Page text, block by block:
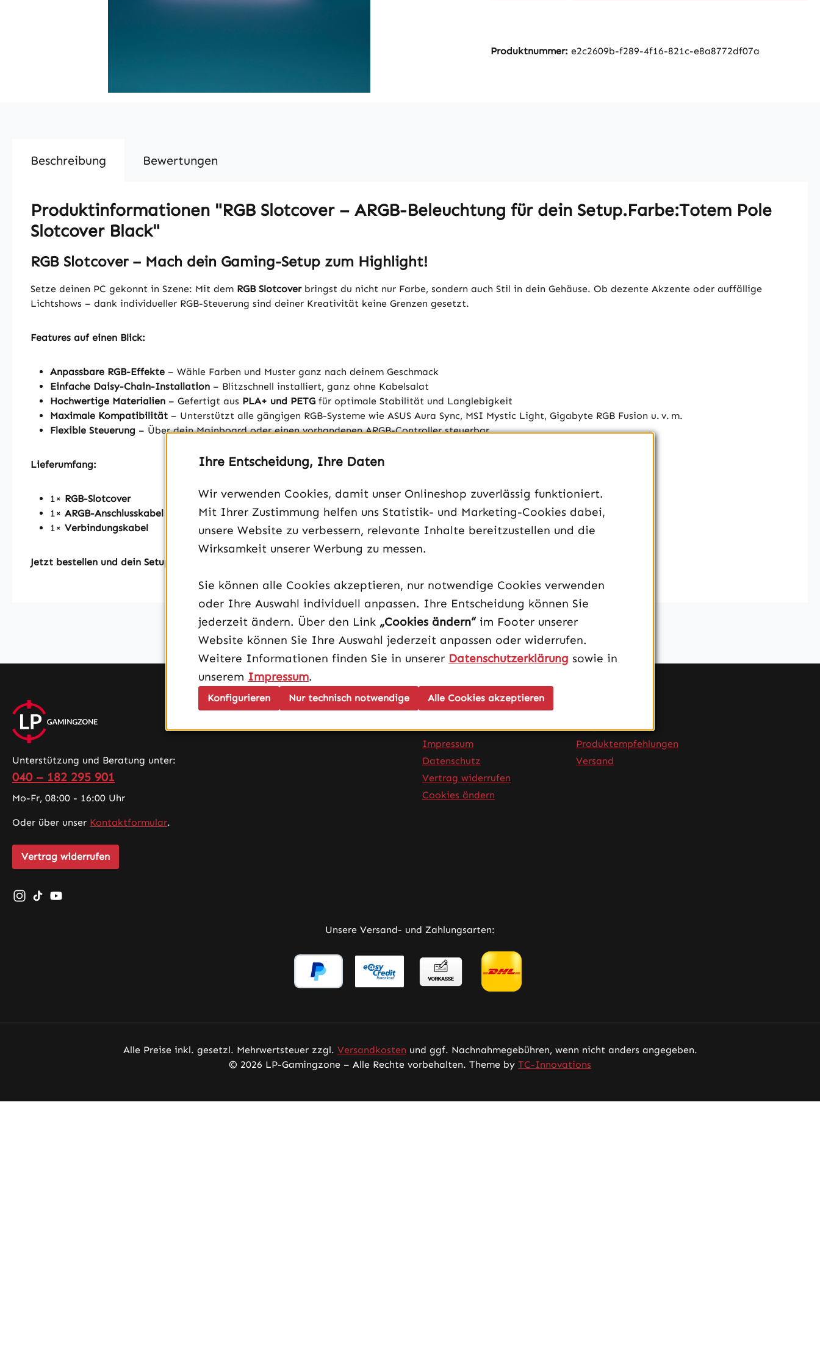
Produktnummer: e2c2609b-f289-4f16-821c-e8a8772df07a
Beschreibung Bewertungen
Produktinformationen "RGB Slotcover – ARGB-Beleuchtung für dein Setup.Farbe:Totem Pole
Slotcover Black"
RGB Slotcover – Mach dein Gaming-Setup zum Highlight!
Setze deinen PC gekonnt in Szene: Mit dem RGB Slotcoverbringst du nicht nur Farbe, sondern auch Stil in dein Gehäuse. Ob dezente Akzente oder auffällige
Lichtshows – dank individueller RGB-Steuerung sind deiner Kreativität keine Grenzen gesetzt.
Features auf einen Blick:
Anpassbare RGB-Effekte – Wähle Farben und Muster ganz nach deinem Geschmack
Einfache Daisy-Chain-Installation – Blitzschnell installiert, ganz ohne Kabelsalat
Hochwertige Materialien – Gefertigt aus PLA+ und PETG für optimale Stabilität und Langlebigkeit
Maximale Kompatibilität – Unterstützt alle gängigen RGB-Systeme wie ASUS Aura Sync, MSI Mystic Light, Gigabyte RGB Fusion u. v. m.
Flexible Steuerung – Über dein Mainboard oder einen vorhandenen ARGB-Controller steuerbar
Lieferumfang:
1× RGB-Slotcover
1× ARGB-Anschlusskabel
1× Verbindungskabel
Jetzt bestellen und dein Setup aufs nächste Level bringen!
Unterstützung und Beratung unter:
040 – 182 295 901
Mo-Fr, 08:00 - 16:00 Uhr
Oder über unser Kontaktformular.
Vertrag widerrufen
Schau auf Instagram vorbei – öffnet in neuem Tab (externer Link)
Sieh dir unsere TikTok-Videos an – öffnet in neuem Tab (externer Link)
Sieh dir unsere Videos auf YouTube an – öffnet in neuem Tab (externer Link)
Infos
AGB
Impressum
Datenschutz
Vertrag widerrufen
Cookies ändern
FAQ
Produktempfehlungen
Versand
Unsere Versand- und Zahlungsarten:
Alle Preise inkl. gesetzl. Mehrwertsteuer zzgl. Versandkosten und ggf. Nachnahmegebühren, wenn nicht anders angegeben.
© 2026 LP-Gamingzone – Alle Rechte vorbehalten. Theme by TC-Innovations
Ihre Entscheidung, Ihre Daten
Wir verwenden Cookies, damit unser Onlineshop zuverlässig funktioniert.
Mit Ihrer Zustimmung helfen uns Statistik- und Marketing-Cookies dabei,
unsere Website zu verbessern, relevante Inhalte bereitzustellen und die
Wirksamkeit unserer Werbung zu messen.
Sie können alle Cookies akzeptieren, nur notwendige Cookies verwenden
oder Ihre Auswahl individuell anpassen. Ihre Entscheidung können Sie
jederzeit ändern. Über den Link „Cookies ändern“ im Footer unserer
Website können Sie Ihre Auswahl jederzeit anpassen oder widerrufen.
Weitere Informationen finden Sie in unserer Datenschutzerklärung sowie in
unserem Impressum.
Nur technisch notwendige
Konfigurieren Alle Cookies akzeptieren